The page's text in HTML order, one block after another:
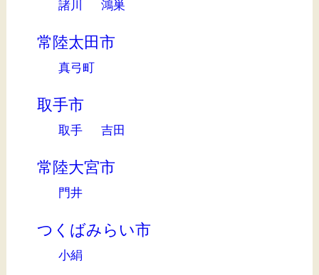
諸川 鴻巣
常陸太田市
真弓町
取手市
取手 吉田
常陸大宮市
門井
つくばみらい市
小絹